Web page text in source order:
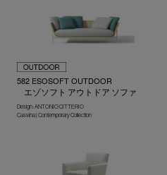
582 ESOSOFT OUTDOOR
エゾソフト アウトドア ソファ
Design : ANTONIO CITTERIO
Cassina | Contemporary Collection